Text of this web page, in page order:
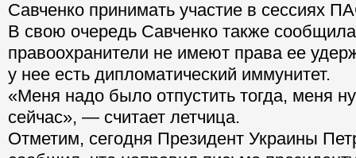
Савченко принимать участие в сессиях
В свою очередь Савченко также
правоохранители не имеют права ее
у нее есть дипломатический иммунитет.
«Меня надо было отпустить тогда, меня
сейчас», — считает летчица.
Отметим, сегодня Президент Украины